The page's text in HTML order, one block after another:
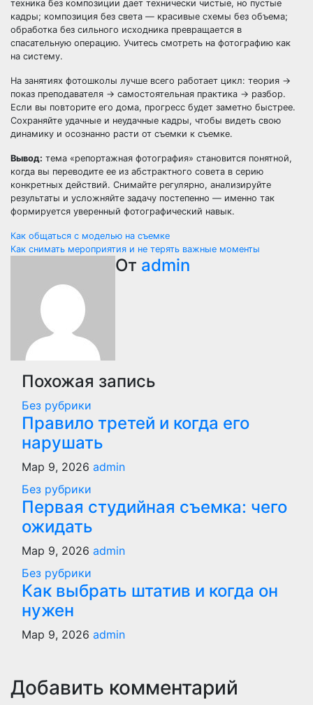
техника без композиции дает технически чистые, но пустые
кадры; композиция без света — красивые схемы без объема;
обработка без сильного исходника превращается в
спасательную операцию. Учитесь смотреть на фотографию как
на систему.
На занятиях фотошколы лучше всего работает цикл: теория →
показ преподавателя → самостоятельная практика → разбор.
Если вы повторите его дома, прогресс будет заметно быстрее.
Сохраняйте удачные и неудачные кадры, чтобы видеть свою
динамику и осознанно расти от съемки к съемке.
Вывод: тема «репортажная фотография» становится понятной,
когда вы переводите ее из абстрактного совета в серию
конкретных действий. Снимайте регулярно, анализируйте
результаты и усложняйте задачу постепенно — именно так
формируется уверенный фотографический навык.
Навигация
записям
Как общаться с моделью на съемке
Как снимать мероприятия и не терять важные моменты
От admin
Похожая запись
Без рубрики
Правило третей и когда его
нарушать
Мар 9, 2026 admin
Без рубрики
Первая студийная съемка: чего
ожидать
Мар 9, 2026 admin
Без рубрики
Как выбрать штатив и когда он
нужен
Мар 9, 2026 admin
Добавить комментарий